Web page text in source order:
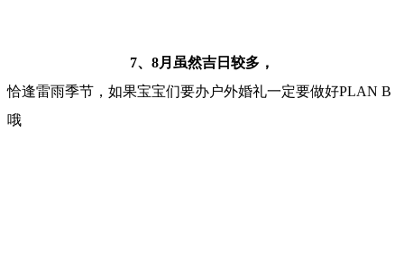
7、8月虽然吉日较多，
恰逢雷雨季节，如果宝宝们要办户外婚礼一定要做好PLAN B
哦